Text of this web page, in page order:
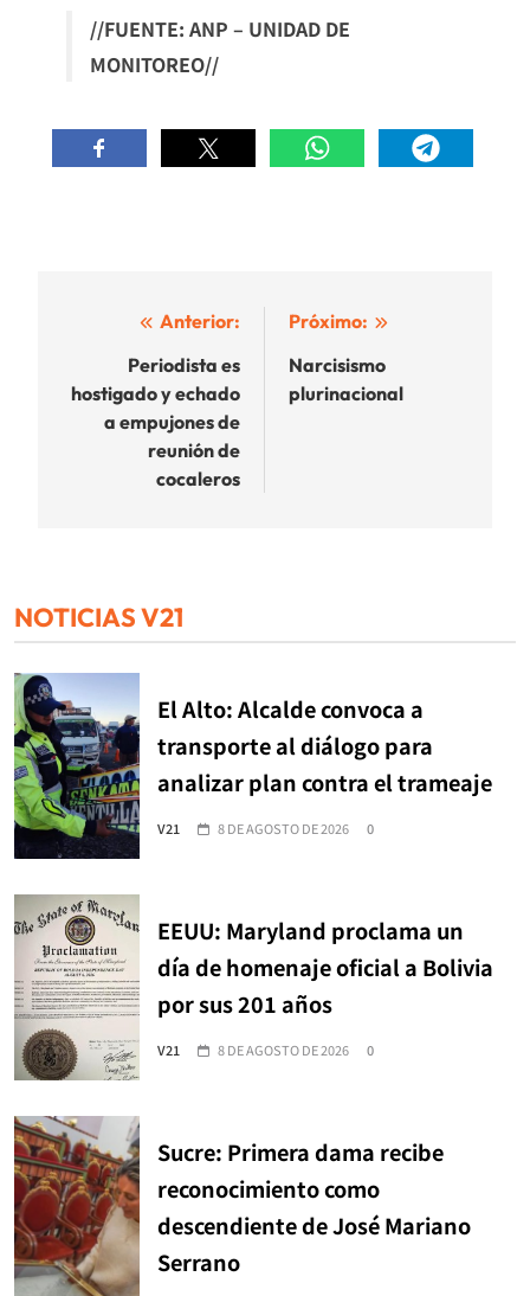
//FUENTE: ANP – UNIDAD DE
MONITOREO//
Navegación
entradas
Anterior:
Periodista es
hostigado y echado
a empujones de
reunión de
cocaleros
Próximo:
Narcisismo
plurinacional
NOTICIAS V21
El Alto: Alcalde convoca a
transporte al diálogo para
analizar plan contra el trameaje
V21 8 DE AGOSTO DE 2026 0
EEUU: Maryland proclama un
día de homenaje oficial a Bolivia
por sus 201 años
V21 8 DE AGOSTO DE 2026 0
Sucre: Primera dama recibe
reconocimiento como
descendiente de José Mariano
Serrano